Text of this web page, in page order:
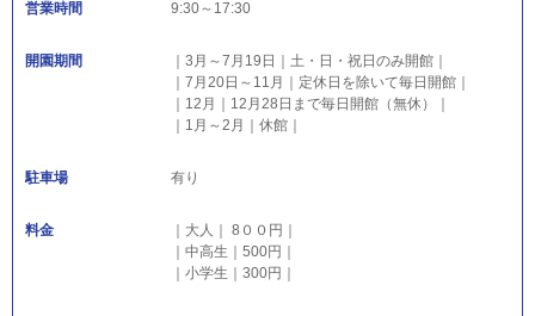
営業時間 9:30～17:30
開園期間
｜3月～7月19日｜土・日・祝日のみ開館｜
｜7月20日～11月｜定休日を除いて毎日開館｜
｜12月｜12月28日まで毎日開館（無休）｜
｜1月～2月｜休館｜
駐車場 有り
料金
｜大人｜ 8００円｜
｜中高生｜500円｜
｜小学生｜300円｜